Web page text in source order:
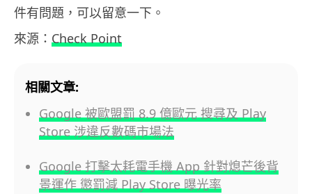
件有問題，可以留意一下。
來源： Check Point
相關文章:
Google 被歐盟罰 8.9 億歐元 搜尋及 Play
Store 涉違反數碼市場法
Google 打擊太耗電手機 App 針對熄芒後背
景運作 懲罰減 Play Store 曝光率